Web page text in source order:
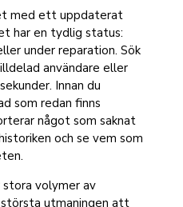
med ett uppdaterat
har en tydlig status:
under reparation. Sök
användare eller
Innan du
som redan finns
något som saknat
och se vem som
volymer av
utmaningen att